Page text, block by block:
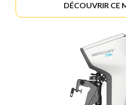
DÉCOUVRIR CE